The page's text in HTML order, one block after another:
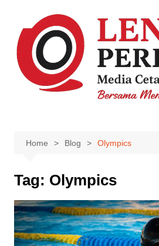
content
Home Blog Olympics
Tag: Olympics